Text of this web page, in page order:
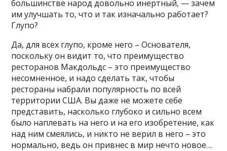
большинстве народ довольно инертный, — зачем
им улучшать то, что и так изначально работает?
Глупо?
Да, для всех глупо, кроме него – Основателя,
поскольку он видит то, что преимущество
ресторанов Макдольдс – это преимущество
несомненное, и надо сделать так, чтобы
рестораны набрали популярность по всей
территории США. Вы даже не можете себе
представить, насколько глубоко и сильно всем
было наплевать на него и на его изобретение, как
над ним смеялись, и никто не верил в него – это
нормально, ведь он привнес в мир нечто новое…